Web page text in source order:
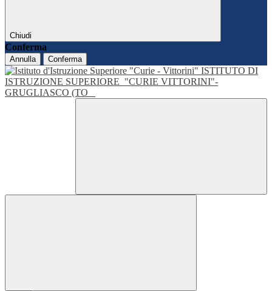
Chiudi
Conferma
Annulla Conferma
ISTITUTO DI
ISTRUZIONE SUPERIORE "CURIE VITTORINI"-
GRUGLIASCO (TO